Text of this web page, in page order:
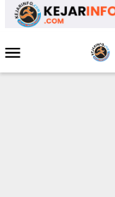
Loncat
Mobile